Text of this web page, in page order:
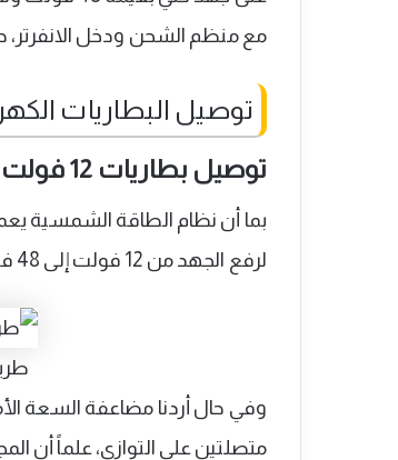
مع منظم الشحن ودخل الانفرتر، حيث
توصيل البطاريات
توصيل بطاريات 12 فولت
لرفع الجهد من 12 فولت إلى 48 فولت (4 بطاريات × 12 فولت = 48 فولت).